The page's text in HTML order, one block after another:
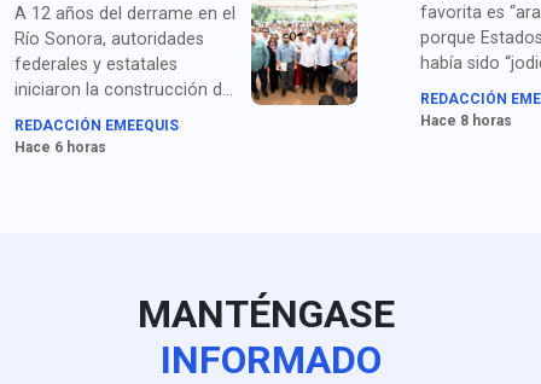
A 12 años del derrame en el
Río Sonora, autoridades
federales y estatales
iniciaron la construcción del
Hospital Regional en Ures,
con una inversión superior a
REDACCIÓN EMEEQUIS
Hace 6 horas
favorita es
porque
había sido
años por
Corea del Sur,
REDACCIÓN
Hace 8 horas
MANTÉNGASE
INFORMADO